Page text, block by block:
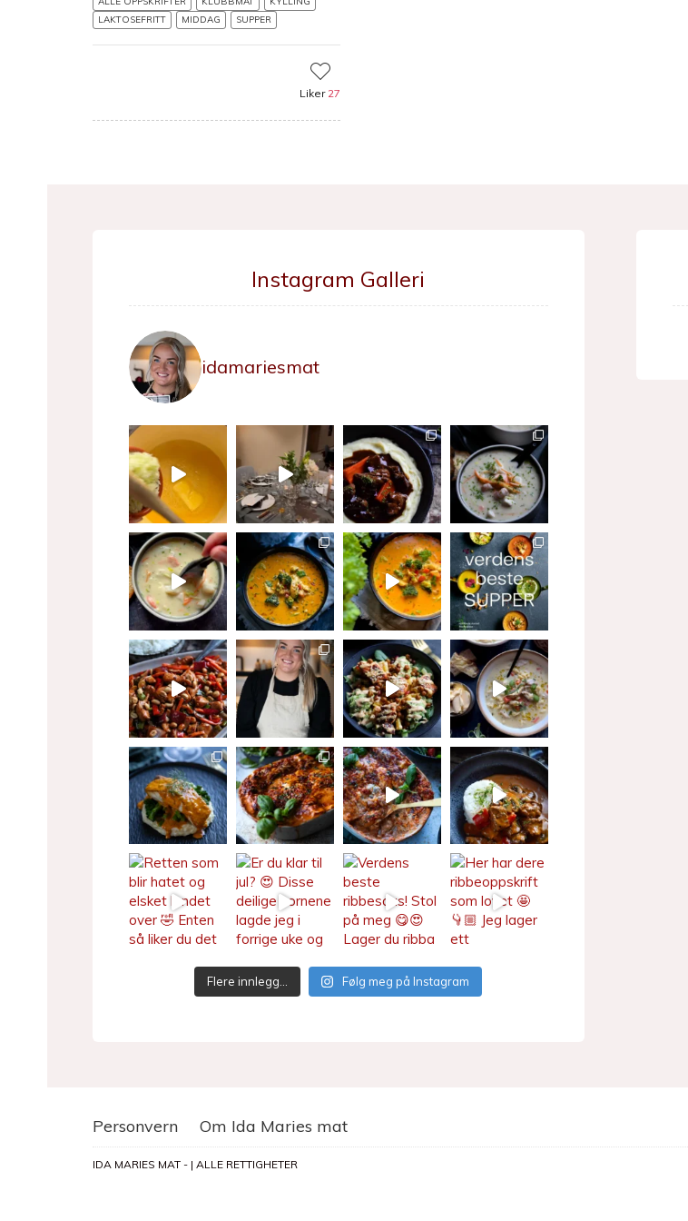
LAKTOSEFRITT
MIDDAG SUPPER
Liker 27
Instagram Galleri
idamariesmat
Flere innlegg… Følg meg på Instagram
Personvern Om Ida Maries mat
IDA MARIES MAT - | ALLE RETTIGHETER